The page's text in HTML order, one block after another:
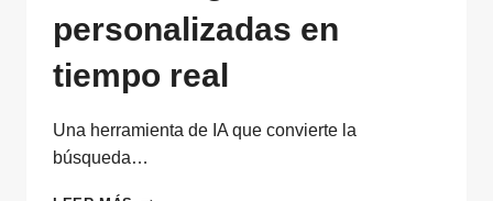
personalizadas en
tiempo real
Una herramienta de IA que convierte la
búsqueda…